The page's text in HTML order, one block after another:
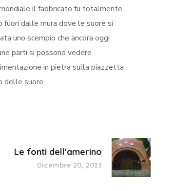
il fabbricato fu totalmente
dalle mura dove le suore si
uno scempio che ancora oggi
parti si possono vedere
in pietra sulla piazzetta
delle suore.
Le fonti dell'amerino
Dicembre 20, 2023